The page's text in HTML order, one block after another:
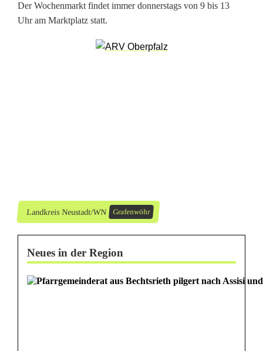
i
i
g
Der Wochenmarkt findet immer donnerstags von 9 bis 13
Uhr am Marktplatz statt.
Landkreis Neustadt/WN Grafenwöhr
Neues in der Region